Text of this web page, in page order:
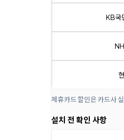
KB국
제휴카드 할인은 카드사
설치 전 확인 사항